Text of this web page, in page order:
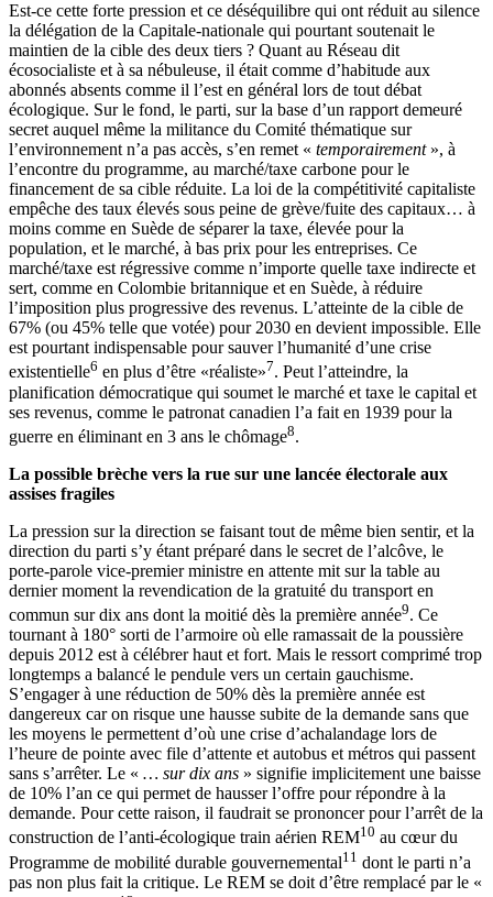
Est-ce cette forte pression et ce déséquilibre qui ont réduit au silence
la délégation de la Capitale-nationale qui pourtant soutenait le
maintien de la cible des deux tiers ? Quant au Réseau dit
écosocialiste et à sa nébuleuse, il était comme d’habitude aux
abonnés absents comme il l’est en général lors de tout débat
écologique. Sur le fond, le parti, sur la base d’un rapport demeuré
secret auquel même la militance du Comité thématique sur
l’environnement n’a pas accès, s’en remet « temporairement», à
l’encontre du programme, au marché/taxe carbone pour le
financement de sa cible réduite. La loi de la compétitivité capitaliste
empêche des taux élevés sous peine de grève/fuite des capitaux… à
moins comme en Suède de séparer la taxe, élevée pour la
population, et le marché, à bas prix pour les entreprises. Ce
marché/taxe est régressive comme n’importe quelle taxe indirecte et
sert, comme en Colombie britannique et en Suède, à réduire
l’imposition plus progressive des revenus. L’atteinte de la cible de
67% (ou 45% telle que votée) pour 2030 en devient impossible. Elle
est pourtant indispensable pour sauver l’humanité d’une crise
existentielle6 en plus d’être «réaliste»7. Peut l’atteindre, la
planification démocratique qui soumet le marché et taxe le capital et
ses revenus, comme le patronat canadien l’a fait en 1939 pour la
guerre en éliminant en 3 ans le chômage8.
La possible brèche vers la rue sur une lancée électorale aux
assises fragiles
La pression sur la direction se faisant tout de même bien sentir, et la
direction du parti s’y étant préparé dans le secret de l’alcôve, le
porte-parole vice-premier ministre en attente mit sur la table au
dernier moment la revendication de la gratuité du transport en
commun sur dix ans dont la moitié dès la première année9. Ce
tournant à 180° sorti de l’armoire où elle ramassait de la poussière
depuis 2012 est à célébrer haut et fort. Mais le ressort comprimé trop
longtemps a balancé le pendule vers un certain gauchisme.
S’engager à une réduction de 50% dès la première année est
dangereux car on risque une hausse subite de la demande sans que
les moyens le permettent d’où une crise d’achalandage lors de
l’heure de pointe avec file d’attente et autobus et métros qui passent
sans s’arrêter. Le « … sur dix ans » signifie implicitement une baisse
de 10% l’an ce qui permet de hausser l’offre pour répondre à la
demande. Pour cette raison, il faudrait se prononcer pour l’arrêt de la
construction de l’anti-écologique train aérien REM10 au cœur du
Programme de mobilité durable gouvernemental11 dont le parti n’a
pas non plus fait la critique. Le REM se doit d’être remplacé par le «